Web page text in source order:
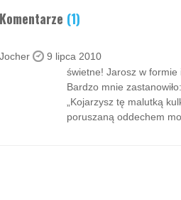
Komentarze (1)
Jocher
9 lipca 2010
świetne! Jarosz w formie
Bardzo mnie zastanowiło:
„Kojarzysz tę malutką
poruszaną oddechem